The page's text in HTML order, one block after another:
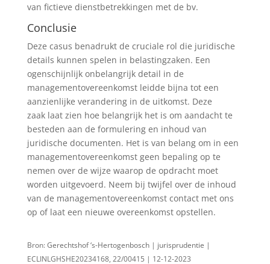
van fictieve dienstbetrekkingen met de bv.
Conclusie
Deze casus benadrukt de cruciale rol die juridische
details kunnen spelen in belastingzaken. Een
ogenschijnlijk onbelangrijk detail in de
managementovereenkomst leidde bijna tot een
aanzienlijke verandering in de uitkomst. Deze
zaak laat zien hoe belangrijk het is om aandacht te
besteden aan de formulering en inhoud van
juridische documenten. Het is van belang om in een
managementovereenkomst geen bepaling op te
nemen over de wijze waarop de opdracht moet
worden uitgevoerd. Neem bij twijfel over de inhoud
van de managementovereenkomst contact met ons
op of laat een nieuwe overeenkomst opstellen.
Bron: Gerechtshof ‘s-Hertogenbosch | jurisprudentie |
ECLINLGHSHE20234168, 22/00415 | 12-12-2023